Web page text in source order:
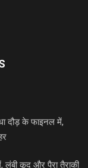
दौड़ के फाइनल में,
लंबी कूद और पैरा तैराकी